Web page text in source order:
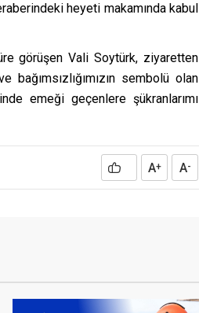
heyeti makamında kabul
görüşen Vali Soytürk, ziyaretten
sembolü olan
emeği geçenlere şükranlarımı
A+ A-